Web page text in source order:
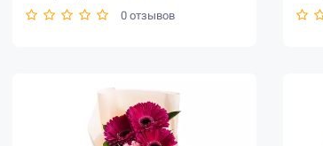
0 отзывов